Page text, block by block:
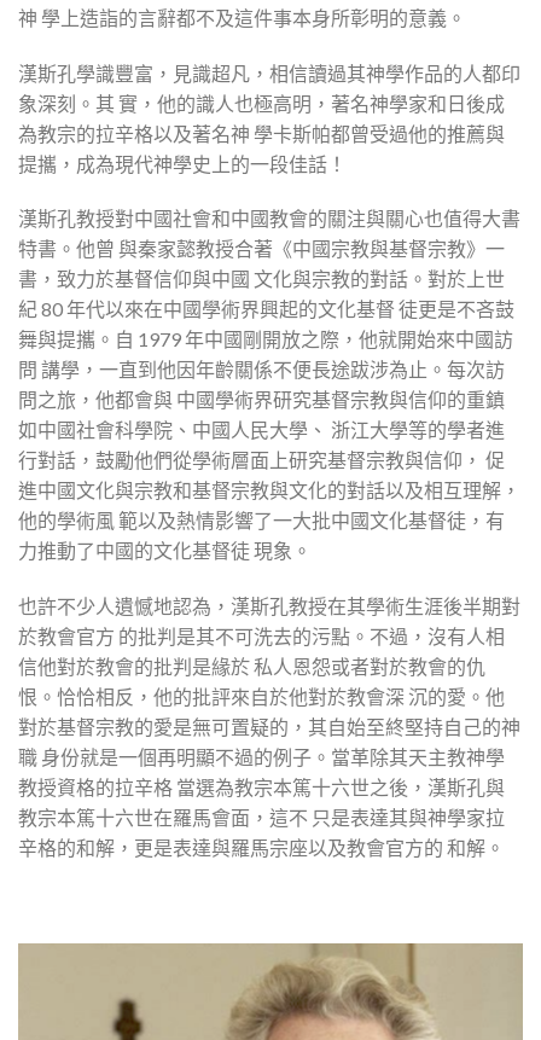
神 學上造詣的言辭都不及這件事本身所彰明的意義。
漢斯孔學識豐富，見識超凡，相信讀過其神學作品的人都印
象深刻。其 實，他的識人也極高明，著名神學家和日後成
為教宗的拉辛格以及著名神 學卡斯帕都曾受過他的推薦與
提攜，成為現代神學史上的一段佳話！
漢斯孔教授對中國社會和中國教會的關注與關心也值得大書
特書。他曾 與秦家懿教授合著《中國宗教與基督宗教》一
書，致力於基督信仰與中國 文化與宗教的對話。對於上世
紀 80 年代以來在中國學術界興起的文化基督 徒更是不吝鼓
舞與提攜。自 1979 年中國剛開放之際，他就開始來中國訪
問 講學，一直到他因年齡關係不便長途跋涉為止。每次訪
問之旅，他都會與 中國學術界研究基督宗教與信仰的重鎮
如中國社會科學院、中國人民大學、 浙江大學等的學者進
行對話，鼓勵他們從學術層面上研究基督宗教與信仰， 促
進中國文化與宗教和基督宗教與文化的對話以及相互理解，
他的學術風 範以及熱情影響了一大批中國文化基督徒，有
力推動了中國的文化基督徒 現象。
也許不少人遺憾地認為，漢斯孔教授在其學術生涯後半期對
於教會官方 的批判是其不可洗去的污點。不過，沒有人相
信他對於教會的批判是緣於 私人恩怨或者對於教會的仇
恨。恰恰相反，他的批評來自於他對於教會深 沉的愛。他
對於基督宗教的愛是無可置疑的，其自始至終堅持自己的神
職 身份就是一個再明顯不過的例子。當革除其天主教神學
教授資格的拉辛格 當選為教宗本篤十六世之後，漢斯孔與
教宗本篤十六世在羅馬會面，這不 只是表達其與神學家拉
辛格的和解，更是表達與羅馬宗座以及教會官方的 和解。